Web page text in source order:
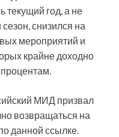
текущий год, а не
снизился на
мероприятий и
крайне доходно
МИД призвал
возвращаться на
данной ссылке.